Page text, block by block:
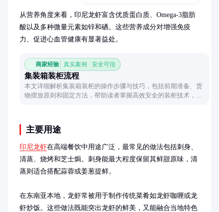
从营养角度来看，印尼龙虾富含优质蛋白质、Omega-3脂肪
酸以及多种微量元素如锌和硒。这些营养成分对增强免疫
力、促进心血管健康有显著益处。
商家经验 真实案例 · 安全可信
集装箱装柜流程
本文详细解析集装箱装柜的操作步骤与技巧，包括前期准备、货
物摆放原则和固定方法，帮助读者掌握高效安全的装柜技术，避
主要用途
印尼龙虾在高端餐饮中用途广泛，最常见的做法包括刺身、
清蒸、烧烤和芝士焗。刺身能最大程度保留其鲜甜原味，清
蒸则适合搭配蒜蓉或姜葱提鲜。
在东南亚本地，龙虾常被用于制作传统菜肴如龙虾咖喱或龙
虾炒饭。这些做法既能突出龙虾的鲜美，又能融合当地特色